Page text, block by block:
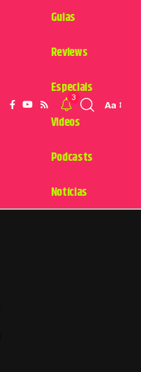
Guias
Reviews
Especiais
Videos
Podcasts
Notícias
3
Aa